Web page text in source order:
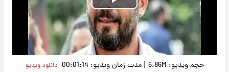
Play
Video
حجم ویدیو: 6.86M |مدت زمان ویدیو: 00:01:14 دانلود ویدیو